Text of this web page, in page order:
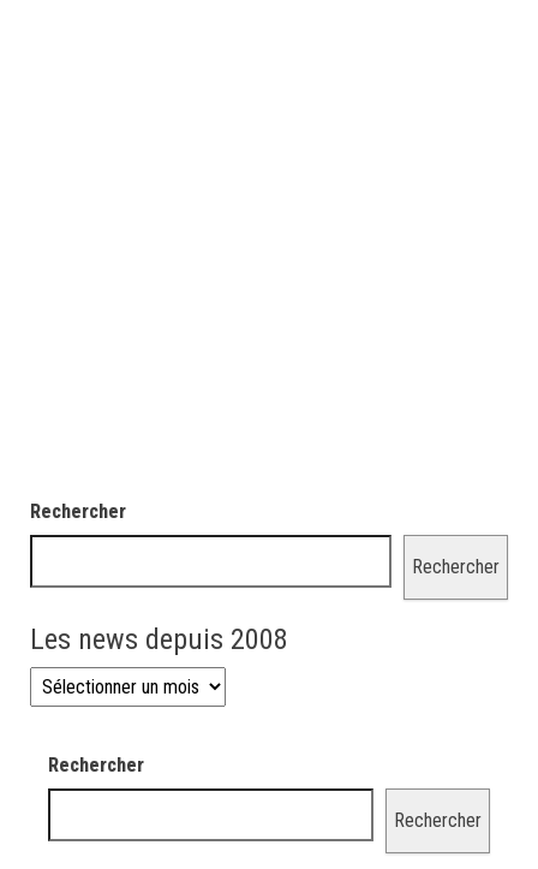
Rechercher
Rechercher
Les news depuis 2008
Les news depuis 2008
Rechercher
Rechercher